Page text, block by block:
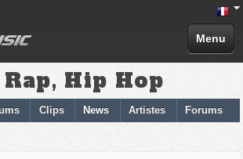
Menu
Hip Hop
Clips News Artistes Forums